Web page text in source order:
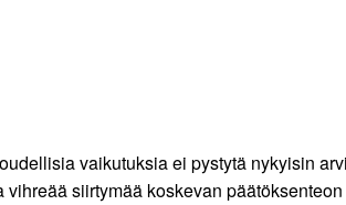
vaikutuksia ei pystytä nykyisin
vihreää siirtymää koskevan